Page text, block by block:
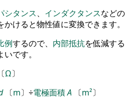
シタンス、 インダクタンスなどの
かけると物性値に変換できます。
例するので、 内部抵抗を低減する
いです。
〔Ω〕
〔m〕 ÷電極面積A 〔m²〕